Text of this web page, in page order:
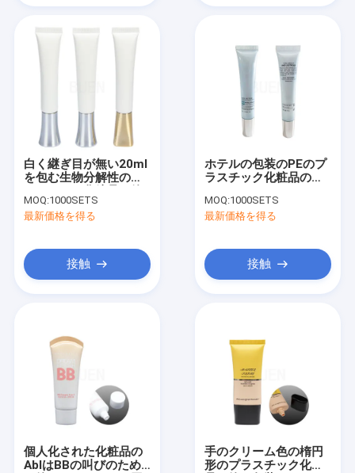
白く継ぎ目が無い20ml
を包む生物分解性のプ
MOQ:1000SETS
最新価格を得る
接触
ホテルの包装のPEのプ
ラスチック化粧品の管
の管
MOQ:1000SETS
最新価格を得る
接触
個人化された化粧品の
AblはBBの叫びのため
手のクリーム色の楕円
形のプラスチック化粧